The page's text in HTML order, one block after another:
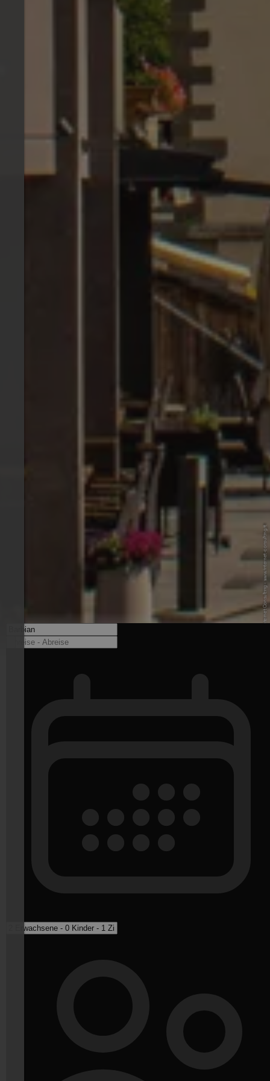
© Fabian A. - Internet Consulting - www.internet-consulting.it